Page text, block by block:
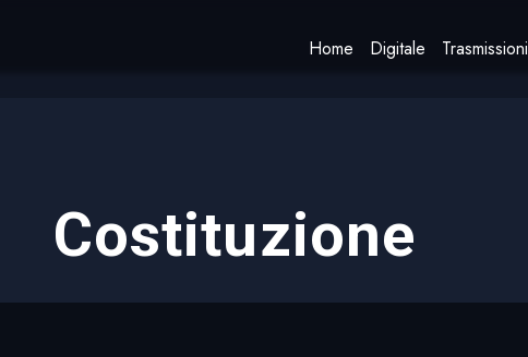
Home Digitale Trasmissioni
Costituzione